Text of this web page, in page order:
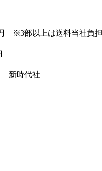
円 ※3部以上は送料当社負担
新時代社